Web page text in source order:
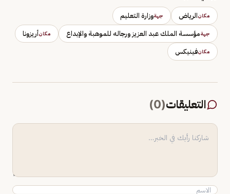
مكانالرياض جهةوزارة التعليم
جهةمؤسسة الملك عبد العزيز ورجاله للموهبة والإبداع مكانأريزونا
مكانفينيكس
التعليقات(
0
)